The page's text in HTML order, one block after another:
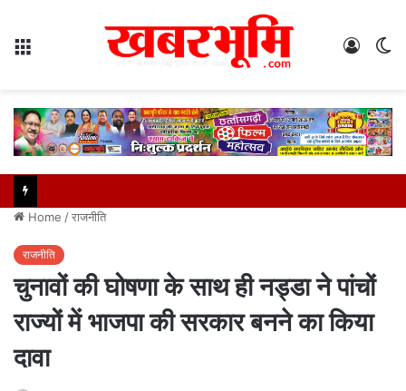
Log
Home /राजनीति
राजनीति
चुनावों की घोषणा के साथ ही नड्डा ने पांचों
राज्यों में भाजपा की सरकार बनने का किया
दावा